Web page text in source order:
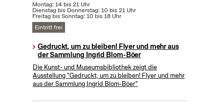
Montag: 14 bis 21 Uhr
Dienstag bis Donnerstag: 10 bis 21 Uhr
Freitag bis Sonntag: 10 bis 18 Uhr
Eintritt frei
Gedruckt, um zu bleiben! Flyer und mehr aus
der Sammlung Ingrid Blom-Böer
Die Kunst- und Museumsbibliothek zeigt die
Ausstellung "Gedruckt, um zu bleiben! Flyer und mehr
aus der Sammlung Ingrid Blom-Böer"